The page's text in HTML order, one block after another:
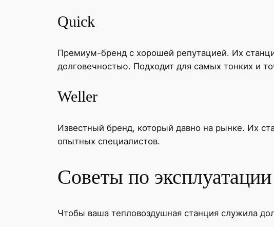
Quick
Премиум-бренд с хорошей репутацией. Их
долговечностью. Подходит для самых тонких и
Weller
Известный бренд, который давно на рынке. Их
опытных специалистов.
Советы по
Чтобы ваша тепловоздушная станция служила